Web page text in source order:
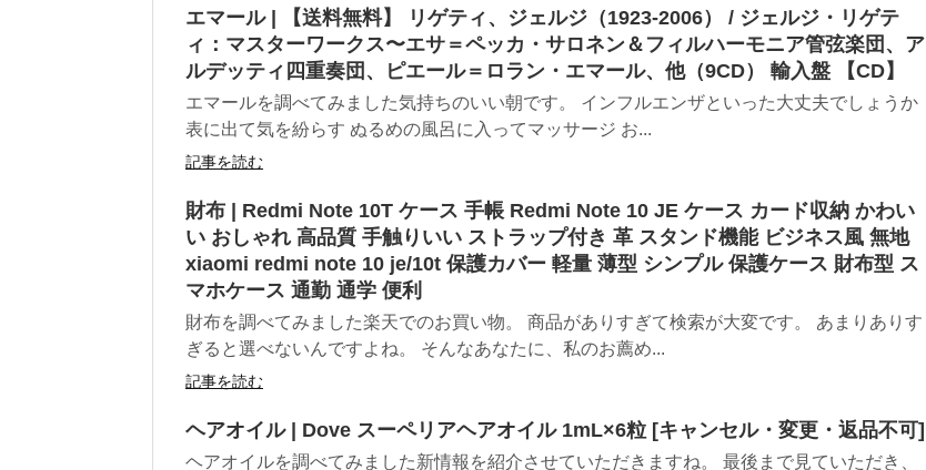
エマール | 【送料無料】 リゲティ、ジェルジ（1923-2006） / ジェルジ・リゲテ
ィ：マスターワークス〜エサ＝ペッカ・サロネン＆フィルハーモニア管弦楽団、ア
ルデッティ四重奏団、ピエール＝ロラン・エマール、他（9CD） 輸入盤 【CD】
エマールを調べてみました気持ちのいい朝です。 インフルエンザといった大丈夫でしょうか
表に出て気を紛らす ぬるめの風呂に入ってマッサージ お...
記事を読む
財布 | Redmi Note 10T ケース 手帳 Redmi Note 10 JE ケース カード収納 かわい
い おしゃれ 高品質 手触りいい ストラップ付き 革 スタンド機能 ビジネス風 無地
xiaomi redmi note 10 je/10t 保護カバー 軽量 薄型 シンプル 保護ケース 財布型 ス
マホケース 通勤 通学 便利
財布を調べてみました楽天でのお買い物。 商品がありすぎて検索が大変です。 あまりありす
ぎると選べないんですよね。 そんなあなたに、私のお薦め...
記事を読む
ヘアオイル | Dove スーペリアヘアオイル 1mL×6粒 [キャンセル・変更・返品不可]
ヘアオイルを調べてみました新情報を紹介させていただきますね。 最後まで見ていただき、